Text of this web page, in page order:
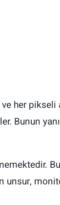
her pikseli
Bunun
unsur,